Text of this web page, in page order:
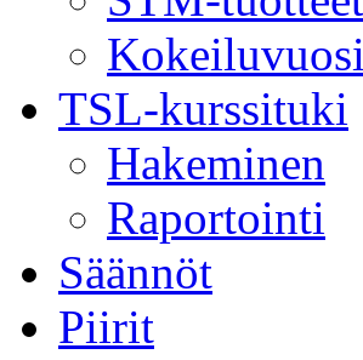
Kokeiluvuosi
TSL-kurssituki
Hakeminen
Raportointi
Säännöt
Piirit